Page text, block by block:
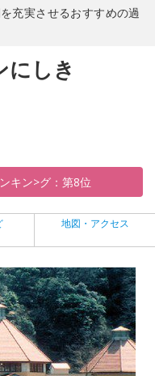
充実させるおすすめの過
にしき
キン>グ：第8位
地図・アクセス